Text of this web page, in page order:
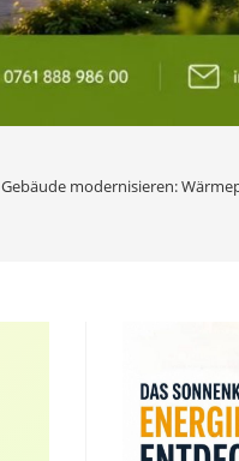
Gebäude modernisieren: